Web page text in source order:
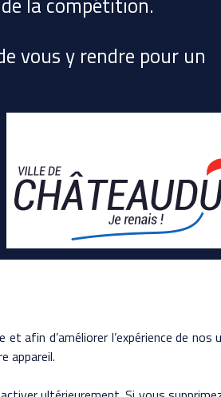
afin d’améliorer l’expérience de nos
appareil.
vous y rendre pour un